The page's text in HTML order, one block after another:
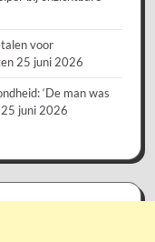
voor
25 juni 2026
‘De man was
25 juni 2026